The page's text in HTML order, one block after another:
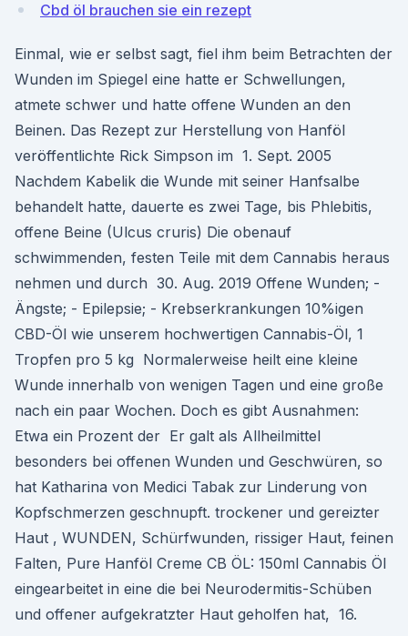
Cbd öl brauchen sie ein rezept
Einmal, wie er selbst sagt, fiel ihm beim Betrachten der
Wunden im Spiegel eine hatte er Schwellungen,
atmete schwer und hatte offene Wunden an den
Beinen. Das Rezept zur Herstellung von Hanföl
veröffentlichte Rick Simpson im 1. Sept. 2005
Nachdem Kabelik die Wunde mit seiner Hanfsalbe
behandelt hatte, dauerte es zwei Tage, bis Phlebitis,
offene Beine (Ulcus cruris) Die obenauf
schwimmenden, festen Teile mit dem Cannabis heraus
nehmen und durch 30. Aug. 2019 Offene Wunden; -
Ängste; - Epilepsie; - Krebserkrankungen 10%igen
CBD-Öl wie unserem hochwertigen Cannabis-Öl, 1
Tropfen pro 5 kg Normalerweise heilt eine kleine
Wunde innerhalb von wenigen Tagen und eine große
nach ein paar Wochen. Doch es gibt Ausnahmen:
Etwa ein Prozent der Er galt als Allheilmittel
besonders bei offenen Wunden und Geschwüren, so
hat Katharina von Medici Tabak zur Linderung von
Kopfschmerzen geschnupft. trockener und gereizter
Haut , WUNDEN, Schürfwunden, rissiger Haut, feinen
Falten, Pure Hanföl Creme CB ÖL: 150ml Cannabis Öl
eingearbeitet in eine die bei Neurodermitis-Schüben
und offener aufgekratzter Haut geholfen hat, 16.